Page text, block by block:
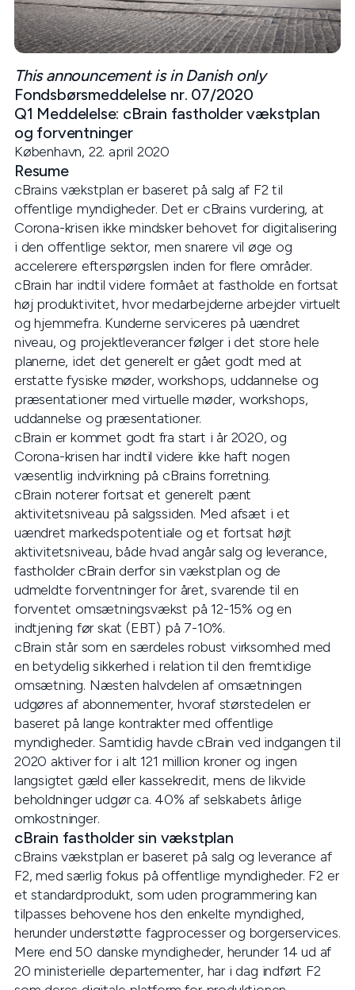
This announcement is in Danish only
Fondsbørsmeddelelse nr. 07/2020
Q1 Meddelelse: cBrain fastholder vækstplan
og forventninger
København, 22. april 2020
Resume
cBrains vækstplan er baseret på salg af F2 til
offentlige myndigheder. Det er cBrains vurdering, at
Corona-krisen ikke mindsker behovet for digitalisering
i den offentlige sektor, men snarere vil øge og
accelerere efterspørgslen inden for flere områder.
cBrain har indtil videre formået at fastholde en fortsat
høj produktivitet, hvor medarbejderne arbejder virtuelt
og hjemmefra. Kunderne serviceres på uændret
niveau, og projektleverancer følger i det store hele
planerne, idet det generelt er gået godt med at
erstatte fysiske møder, workshops, uddannelse og
præsentationer med virtuelle møder, workshops,
uddannelse og præsentationer.
cBrain er kommet godt fra start i år 2020, og
Corona-krisen har indtil videre ikke haft nogen
væsentlig indvirkning på cBrains forretning.
cBrain noterer fortsat et generelt pænt
aktivitetsniveau på salgssiden. Med afsæt i et
uændret markedspotentiale og et fortsat højt
aktivitetsniveau, både hvad angår salg og leverance,
fastholder cBrain derfor sin vækstplan og de
udmeldte forventninger for året, svarende til en
forventet omsætningsvækst på 12-15% og en
indtjening før skat (EBT) på 7-10%.
cBrain står som en særdeles robust virksomhed med
en betydelig sikkerhed i relation til den fremtidige
omsætning. Næsten halvdelen af omsætningen
udgøres af abonnementer, hvoraf størstedelen er
baseret på lange kontrakter med offentlige
myndigheder. Samtidig havde cBrain ved indgangen til
2020 aktiver for i alt 121 million kroner og ingen
langsigtet gæld eller kassekredit, mens de likvide
beholdninger udgør ca. 40% af selskabets årlige
omkostninger.
cBrain fastholder sin vækstplan
cBrains vækstplan er baseret på salg og leverance af
F2, med særlig fokus på offentlige myndigheder. F2 er
et standardprodukt, som uden programmering kan
tilpasses behovene hos den enkelte myndighed,
herunder understøtte fagprocesser og borgerservices.
Mere end 50 danske myndigheder, herunder 14 ud af
20 ministerielle departementer, har i dag indført F2